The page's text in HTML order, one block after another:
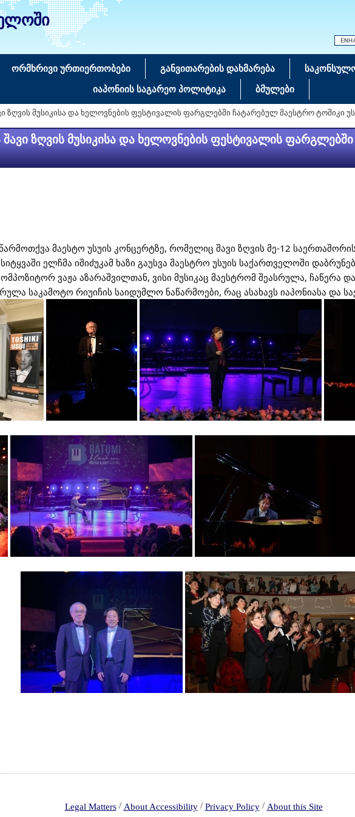
ორმხრივი ურთიერთობები განვითარების დახმარება
იაპონიის საგარეო პოლიტიკა ბმულები
ზღვის მუსიკისა და ხელოვნების ფესტივალის ფარგლებში ჩატარებულ მაესტრო ტოშიკი
შავი ზღვის მუსიკისა და ხელოვნების ფესტივალის
მაესტო უსუის კონცერტზე, რომელიც შავი ზღვის მე-12
ელჩმა იშიძუკამ ხაზი გაუსვა მაესტრო უსუის საქართველოში
ვაჟა აზარაშვილთან, ვისი მუსიკაც მაესტრომ შეასრულა, ჩაწერა
საკამოტო რიუიჩის საიდუმლო ნაწარმოები, რაც ასახავს იაპონიასა და
Legal Matters / About Accessibility / Privacy Policy / About this Site